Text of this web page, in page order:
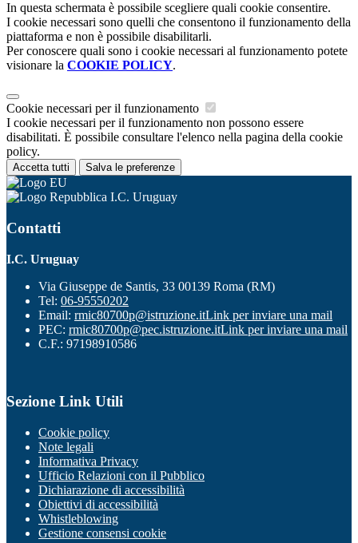
In questa schermata è possibile scegliere quali cookie consentire.
I cookie necessari sono quelli che consentono il funzionamento della
piattaforma e non è possibile disabilitarli.
Per conoscere quali sono i cookie necessari al funzionamento potete
visionare la COOKIE POLICY.
Cookie necessari per il funzionamento
I cookie necessari per il funzionamento non possono essere
disabilitati. È possibile consultare l'elenco nella pagina della cookie
policy.
Accetta tutti Salva le preferenze
I.C. Uruguay
Contatti
I.C. Uruguay
Via Giuseppe de Santis, 33 00139 Roma (RM)
Tel: 06-95550202
Email: rmic80700p@istruzione.itLink per inviare una mail
PEC: rmic80700p@pec.istruzione.itLink per inviare una mail
C.F.: 97198910586
Sezione Link Utili
Cookie policy
Note legali
Informativa Privacy
Ufficio Relazioni con il Pubblico
Dichiarazione di accessibilità
Obiettivi di accessibilità
Whistleblowing
Gestione consensi cookie